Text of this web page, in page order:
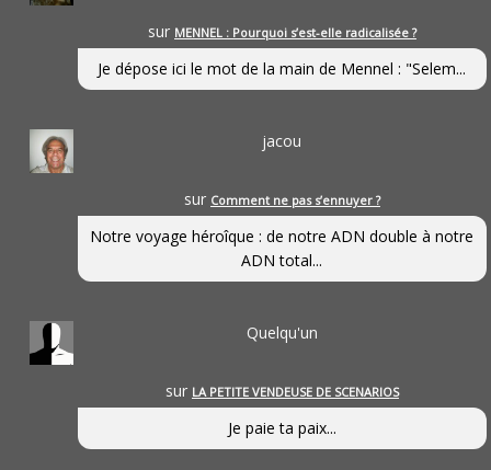
sur MENNEL : Pourquoi s’est-elle radicalisée ?
Je dépose ici le mot de la main de Mennel : "Selem...
jacou
sur Comment ne pas s’ennuyer ?
Notre voyage héroîque : de notre ADN double à notre
ADN total...
Quelqu'un
sur LA PETITE VENDEUSE DE SCENARIOS
Je paie ta paix...